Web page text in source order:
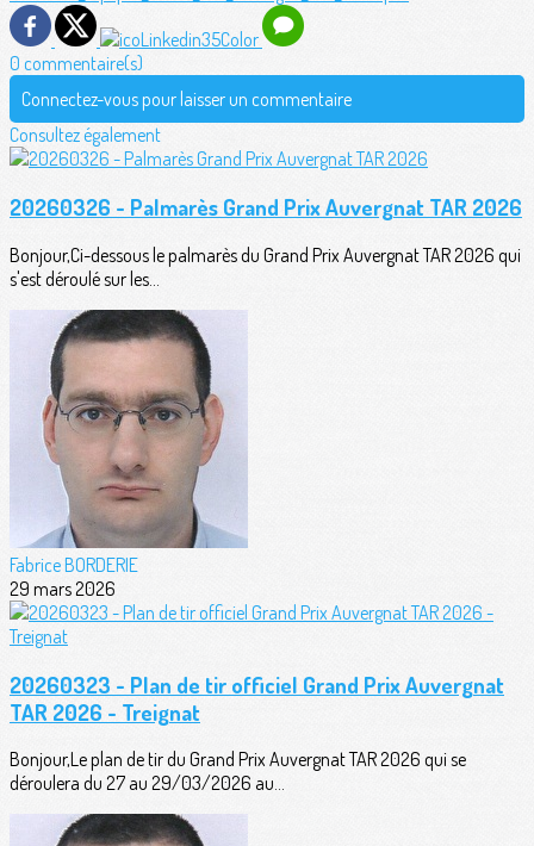
0 commentaire(s)
Connectez-vous pour laisser un commentaire
Consultez également
20260326 - Palmarès Grand Prix Auvergnat TAR 2026
Bonjour,Ci-dessous le palmarès du Grand Prix Auvergnat TAR 2026 qui
s'est déroulé sur les...
Fabrice BORDERIE
29 mars 2026
20260323 - Plan de tir officiel Grand Prix Auvergnat
TAR 2026 - Treignat
Bonjour,Le plan de tir du Grand Prix Auvergnat TAR 2026 qui se
déroulera du 27 au 29/03/2026 au...